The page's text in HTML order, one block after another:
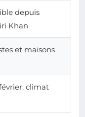
depuis
Khan
et maisons
climat